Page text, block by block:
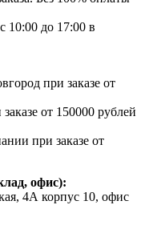
10:00 до 17:00 в
при заказе от
от 150000 рублей
при заказе от
офис):
4А корпус 10, офис